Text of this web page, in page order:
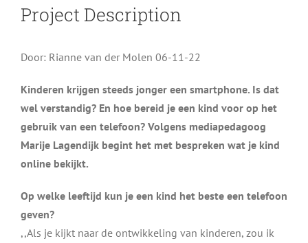
Project Description
Door: Rianne van der Molen 06-11-22
Kinderen krijgen steeds jonger een smartphone. Is dat
wel verstandig? En hoe bereid je een kind voor op het
gebruik van een telefoon? Volgens mediapedagoog
Marije Lagendijk begint het met bespreken wat je kind
online bekijkt.
Op welke leeftijd kun je een kind het beste een telefoon
geven?
,,Als je kijkt naar de ontwikkeling van kinderen, zou ik